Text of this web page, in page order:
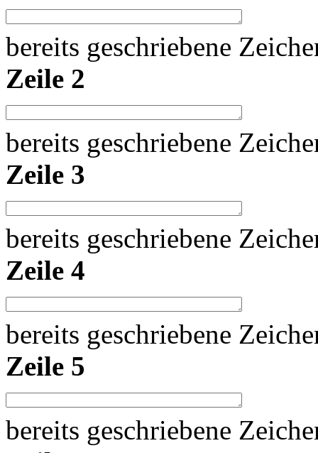
bereits geschriebene
Zeile 2
bereits geschriebene
Zeile 3
bereits geschriebene
Zeile 4
bereits geschriebene
Zeile 5
bereits geschriebene